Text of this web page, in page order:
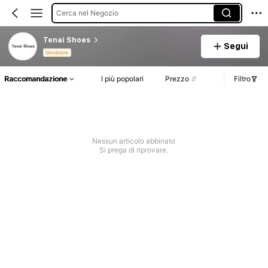
Cerca nel Negozio
Tenai Shoes
Venditore
Segui
Raccomandazione I più popolari Prezzo Filtro
Nessun articolo abbinato
Si prega di riprovare.